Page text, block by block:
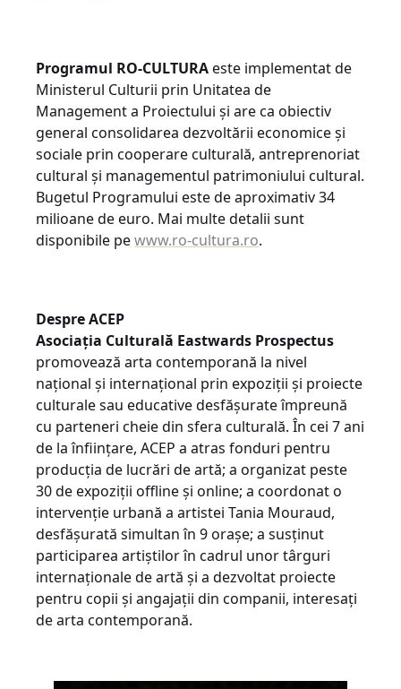
Programul RO-CULTURAeste implementat de
Ministerul Culturii prin Unitatea de
Management a Proiectului și are ca obiectiv
general consolidarea dezvoltării economice și
sociale prin cooperare culturală, antreprenoriat
cultural și managementul patrimoniului cultural.
Bugetul Programului este de aproximativ 34
milioane de euro. Mai multe detalii sunt
disponibile pewww.ro-cultura.ro.
Despre ACEP
Asociația Culturală Eastwards Prospectus
promovează arta contemporană la nivel
național și internațional prin expoziții și proiecte
culturale sau educative desfășurate împreună
cu parteneri cheie din sfera culturală. În cei 7 ani
de la înființare, ACEP a atras fonduri pentru
producția de lucrări de artă; a organizat peste
30 de expoziții offline și online; a coordonat o
intervenție urbană a artistei Tania Mouraud,
desfășurată simultan în 9 orașe; a susținut
participarea artiștilor în cadrul unor târguri
internaționale de artă și a dezvoltat proiecte
pentru copii și angajații din companii, interesați
de arta contemporană.